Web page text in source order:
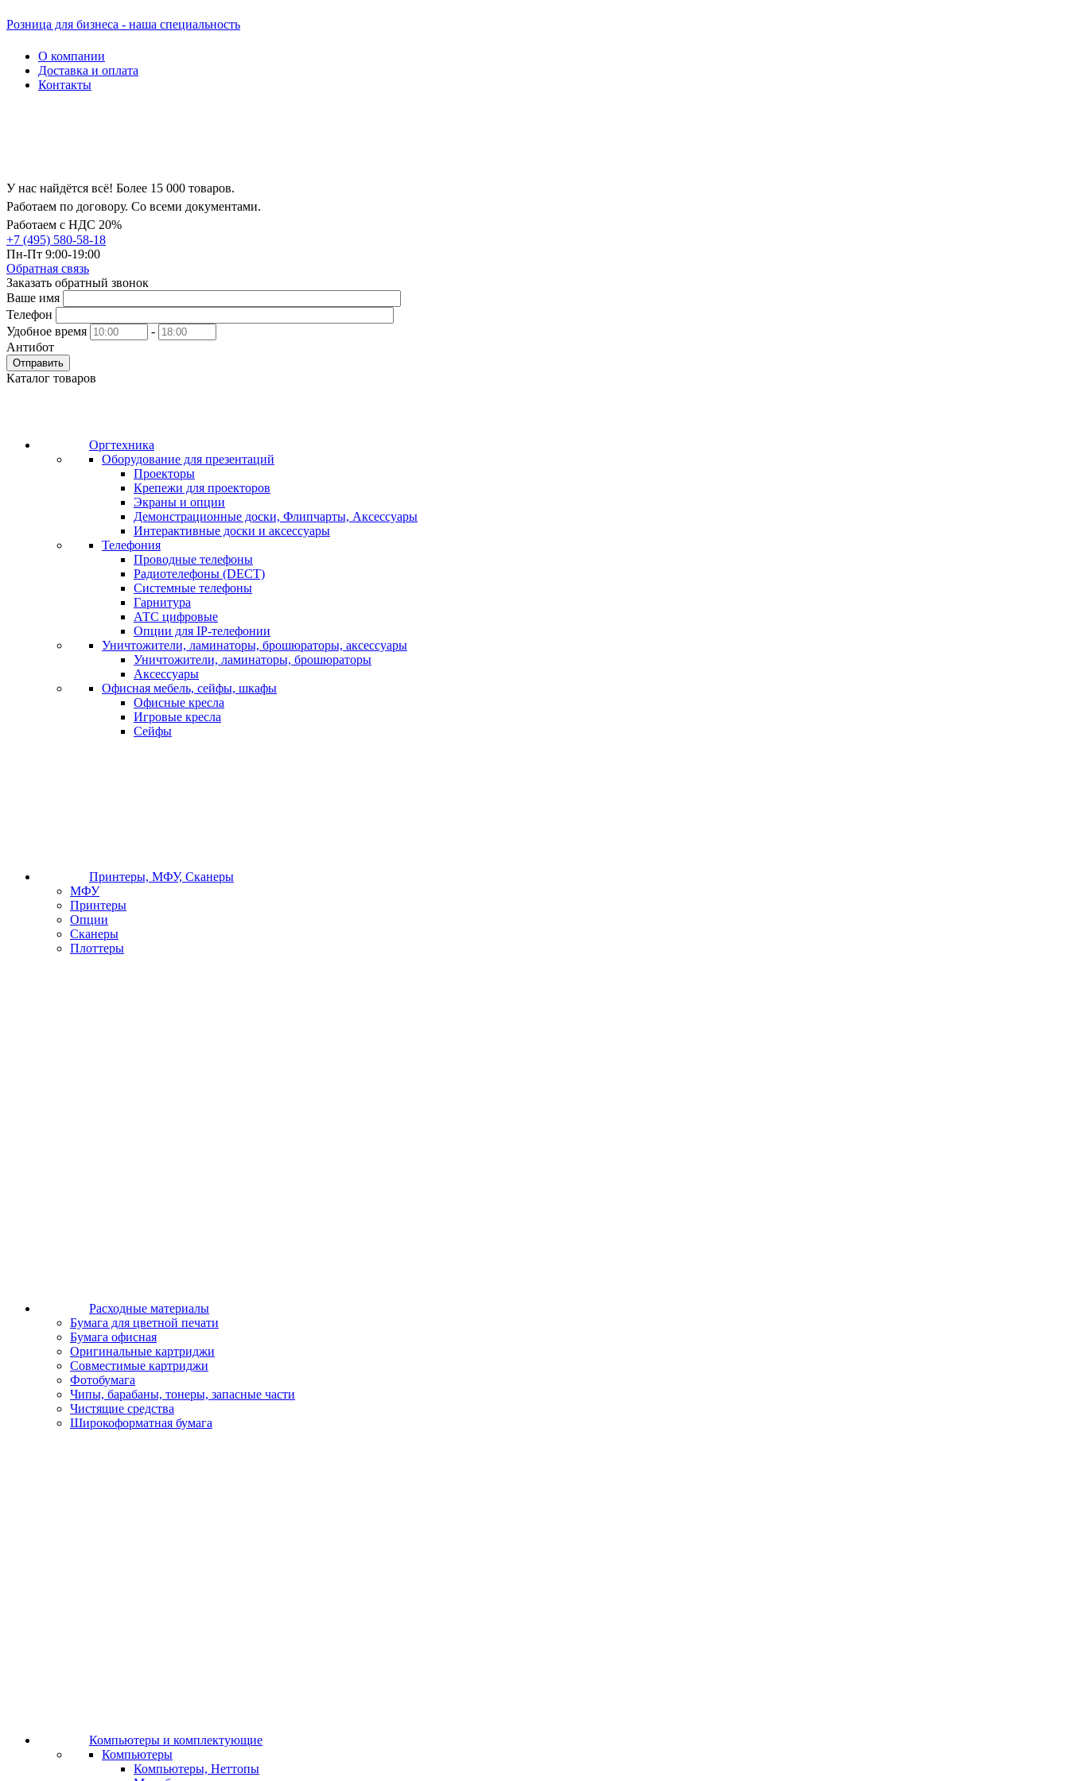
Розница для бизнеса - наша специальность
О компании
Доставка и оплата
Контакты
У нас найдётся всё! Более 15 000 товаров.
Работаем по договору. Со всеми документами.
Работаем с НДС 20%
+7 (495) 580-58-18
Пн-Пт 9:00-19:00
Обратная связь
Заказать обратный звонок
Ваше имя
Телефон
Удобное время
-
Антибот
Отправить
Каталог товаров
Оргтехника
Оборудование для презентаций
Проекторы
Крепежи для проекторов
Экраны и опции
Демонстрационные доски, Флипчарты, Аксессуары
Интерактивные доски и аксессуары
Телефония
Проводные телефоны
Радиотелефоны (DECT)
Системные телефоны
Гарнитура
АТС цифровые
Опции для IP-телефонии
Уничтожители, ламинаторы, брошюраторы, аксессуары
Уничтожители, ламинаторы, брошюраторы
Аксессуары
Офисная мебель, сейфы, шкафы
Офисные кресла
Игровые кресла
Сейфы
Принтеры, МФУ, Сканеры
МФУ
Принтеры
Опции
Сканеры
Плоттеры
Расходные материалы
Бумага для цветной печати
Бумага офисная
Оригинальные картриджи
Совместимые картриджи
Фотобумага
Чипы, барабаны, тонеры, запасные части
Чистящие средства
Широкоформатная бумага
Компьютеры и комплектующие
Компьютеры
Компьютеры, Неттопы